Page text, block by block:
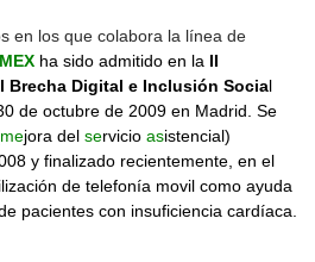
en los que colabora la línea de
ha sido admitido en la II
Brecha Digital e Inclusión Social
de octubre de 2009 en Madrid. Se
mejora del servicio asistencial)
y finalizado recientemente, en el
de telefonía movil como ayuda
pacientes con insuficiencia cardíaca.